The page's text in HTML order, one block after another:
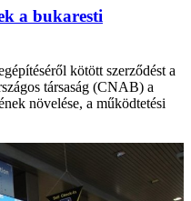
a bukaresti
kötött szerződést a
társaság (CNAB) a
növelése, a működtetési